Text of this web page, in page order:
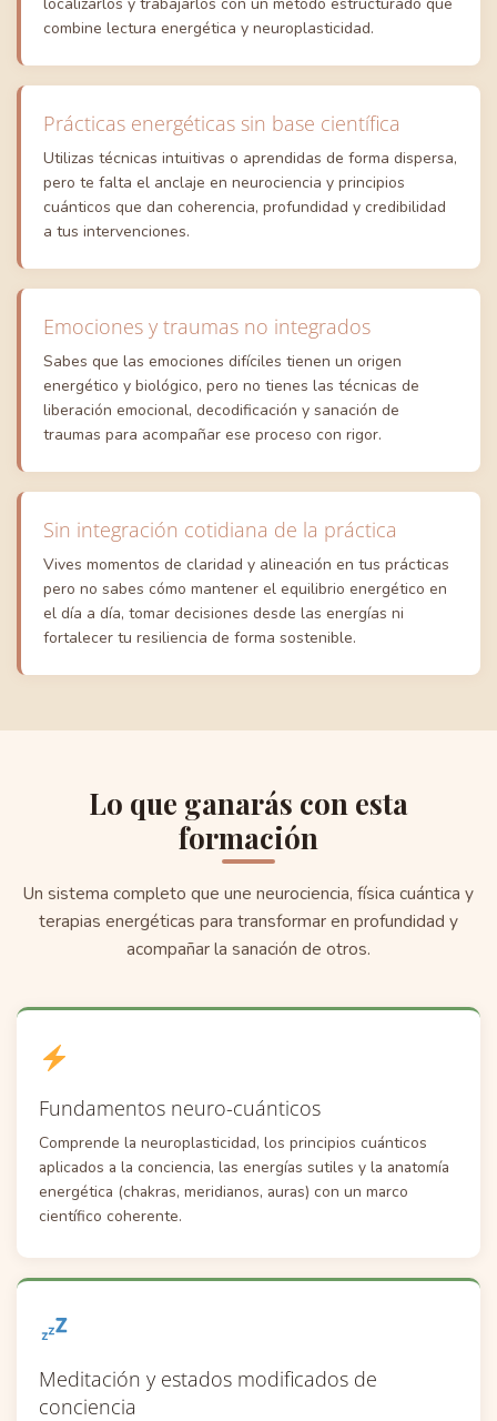
combine lectura energética y neuroplasticidad.
Prácticas energéticas sin base científica
Utilizas técnicas intuitivas o aprendidas de forma dispersa,
pero te falta el anclaje en neurociencia y principios
cuánticos que dan coherencia, profundidad y credibilidad
a tus intervenciones.
Emociones y traumas no integrados
Sabes que las emociones difíciles tienen un origen
energético y biológico, pero no tienes las técnicas de
liberación emocional, decodificación y sanación de
traumas para acompañar ese proceso con rigor.
Sin integración cotidiana de la práctica
Vives momentos de claridad y alineación en tus prácticas
pero no sabes cómo mantener el equilibrio energético en
el día a día, tomar decisiones desde las energías ni
fortalecer tu resiliencia de forma sostenible.
Lo que ganarás con esta
formación
Un sistema completo que une neurociencia, física cuántica y
terapias energéticas para transformar en profundidad y
acompañar la sanación de otros.
Fundamentos neuro-cuánticos
Comprende la neuroplasticidad, los principios cuánticos
aplicados a la conciencia, las energías sutiles y la anatomía
energética (chakras, meridianos, auras) con un marco
científico coherente.
Meditación y estados modificados de
conciencia